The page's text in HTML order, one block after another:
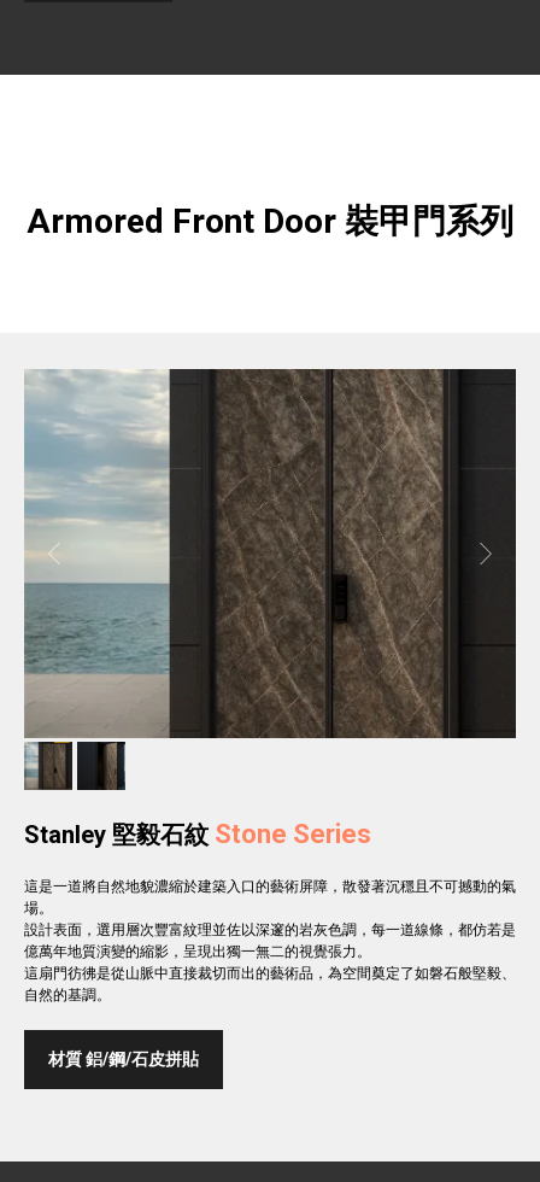
Armored Front Door 裝甲門系列
Stanley 堅毅石紋 Stone Series
這是一道將自然地貌濃縮於建築入口的藝術屏障，散發著沉穩且不可撼動的氣
場。
設計表面，選用層次豐富紋理並佐以深邃的岩灰色調，每一道線條，都仿若是
億萬年地質演變的縮影，呈現出獨一無二的視覺張力。
這扇門彷彿是從山脈中直接裁切而出的藝術品，為空間奠定了如磐石般堅毅、
自然的基調。
材質 鋁/鋼/石皮拼貼